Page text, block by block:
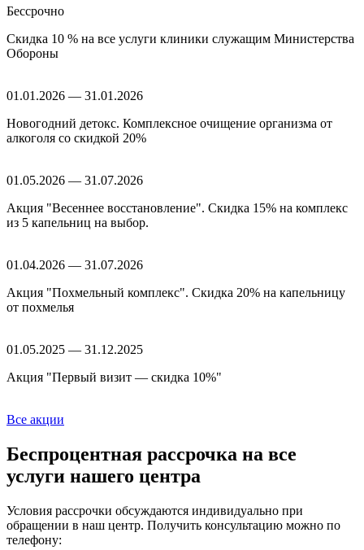
Бессрочно
Скидка 10 % на все услуги клиники служащим Министерства
Обороны
01.01.2026 — 31.01.2026
Новогодний детокс. Комплексное очищение организма от
алкоголя со скидкой 20%
01.05.2026 — 31.07.2026
Акция "Весеннее восстановление". Скидка 15% на комплекс
из 5 капельниц на выбор.
01.04.2026 — 31.07.2026
Акция "Похмельный комплекс". Скидка 20% на капельницу
от похмелья
01.05.2025 — 31.12.2025
Акция "Первый визит — скидка 10%"
Все акции
Беспроцентная рассрочка на все
услуги нашего центра
Условия рассрочки обсуждаются индивидуально при
обращении в наш центр. Получить консультацию можно по
телефону: